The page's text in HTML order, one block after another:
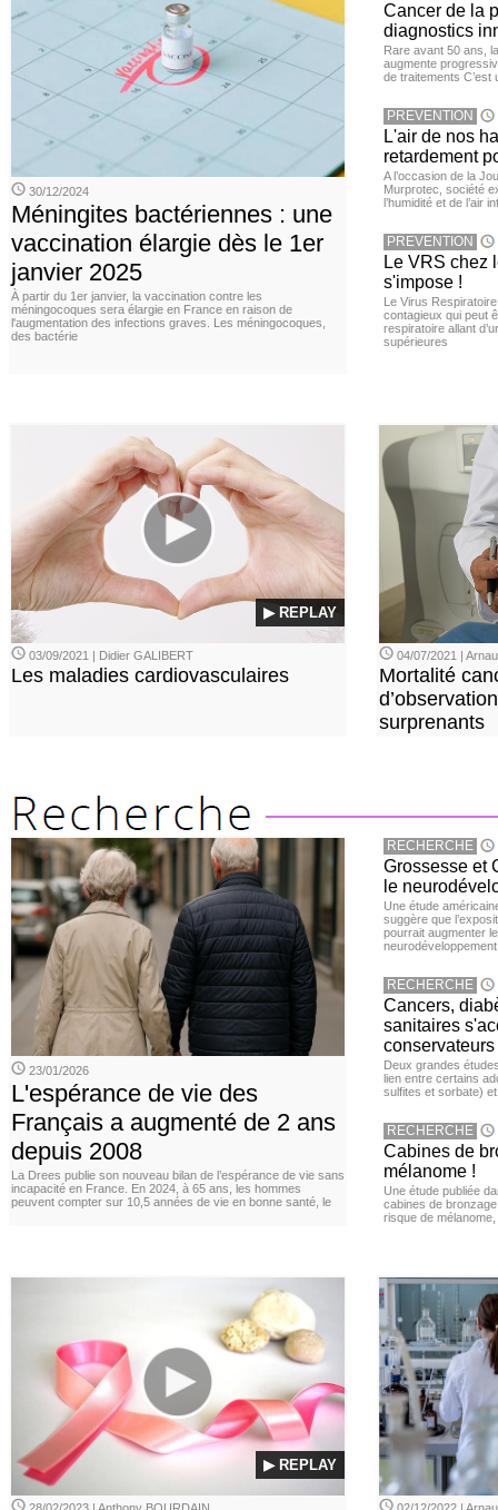
30/12/2024
Méningites bactériennes : une
vaccination élargie dès le 1er
janvier 2025
À partir du 1er janvier, la vaccination contre les
méningocoques sera élargie en France en raison de
l'augmentation des infections graves. Les méningocoques,
des bactérie
Cancer de la
diagnostics
Rare avant 50 ans,
augmente
de traitements
PREVENTION
L'air de nos
retardement
A l’occasion de la
Murprotec, société
l’humidité et de l’air
PREVENTION
Le VRS chez
s'impose !
Le Virus
contagieux qui peut
respiratoire allant
supérieures
▶ REPLAY
03/09/2021 | Didier GALIBERT
Les maladies cardiovasculaires
04/07/2021 |
Mortalité
surprenants
23/01/2026
L'espérance de vie des
Français a augmenté de 2 ans
depuis 2008
La Drees publie son nouveau bilan de l’espérance de vie sans
incapacité en France. En 2024, à 65 ans, les hommes
peuvent compter sur 10,5 années de vie en bonne santé, le
RECHERCHE
Grossesse et
le
Une étude
suggère que
pourrait augmenter
neurodéveloppement
RECHERCHE
Cancers,
sanitaires
conservateurs
Deux grandes
lien entre certains
sulfites et sorbate)
RECHERCHE
Cabines de
mélanome !
Une étude publiée
cabines de
risque de
▶ REPLAY